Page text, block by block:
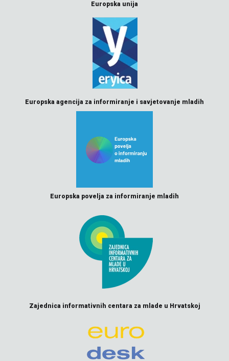
Europska unija
Europska agencija za informiranje i savjetovanje mladih
Europska povelja za informiranje mladih
Zajednica informativnih centara za mlade u Hrvatskoj